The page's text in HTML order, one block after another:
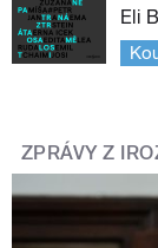
Eli
ZPRÁVY Z